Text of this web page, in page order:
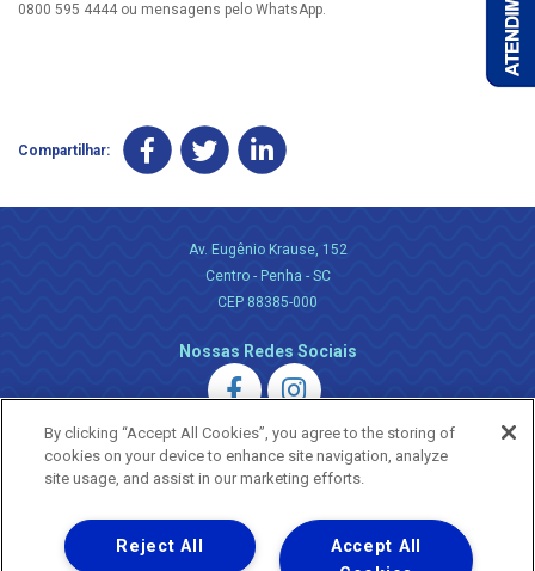
0800 595 4444 ou mensagens pelo WhatsApp.
Compartilhar:
Av. Eugênio Krause, 152
Centro - Penha - SC
CEP 88385-000
Nossas Redes Sociais
Uma empresa
Copyright ® 2026 - Todos os Direitos Reservados.
By clicking “Accept All Cookies”, you agree to the storing of
cookies on your device to enhance site navigation, analyze
site usage, and assist in our marketing efforts.
Accept All
Reject All